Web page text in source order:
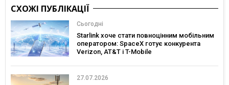
СХОЖІ ПУБЛІКАЦІЇ
Сьогодні
Starlink хоче стати повноцінним мобільним
оператором: SpaceX готує конкурента
Verizon, AT&T і T-Mobile
27.07.2026